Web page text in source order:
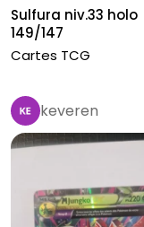
Sulfura niv.33 holo
149/147
Cartes TCG
keveren